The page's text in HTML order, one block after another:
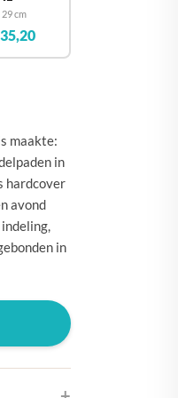
29 cm
maakte:
in
hardcover
avond
in